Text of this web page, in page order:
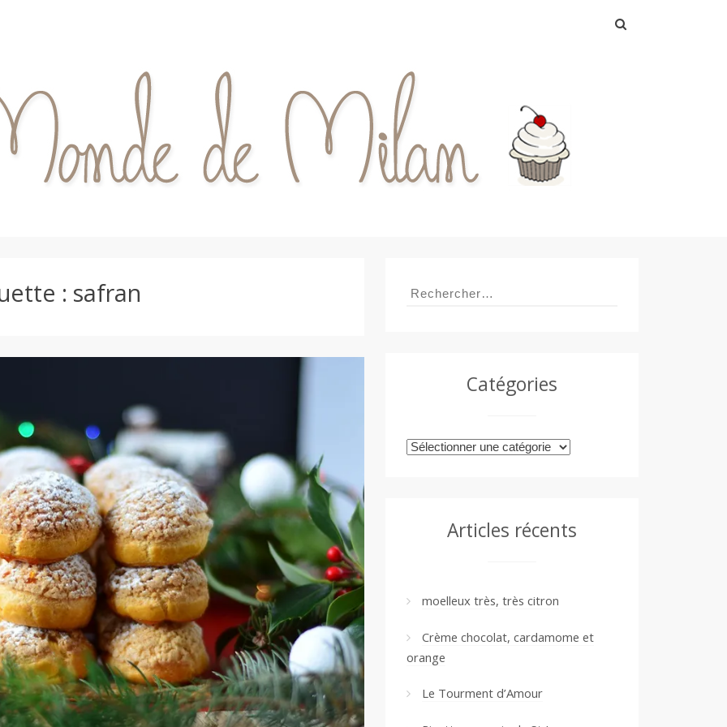
: safran Rechercher :
Catégories
Catégories
Articles récents
moelleux très, très citron
Crème chocolat, cardamome et
orange
Le Tourment d’Amour